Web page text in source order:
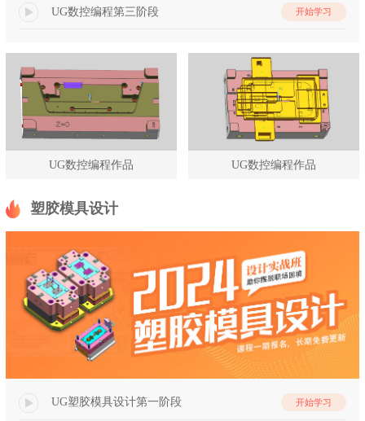
UG数控编程第三阶段 开始学习
UG数控编程作品 UG数控编程作品
塑胶模具设计
UG塑胶模具设计第一阶段 开始学习